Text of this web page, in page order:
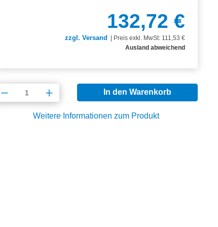
132,72 €
zzgl. Versand | Preis exkl. MwSt: 111,53 €
Ausland abweichend
Produkt Anzahl: Gib den gewünschten
In den Warenkorb
Weitere Informationen zum Produkt